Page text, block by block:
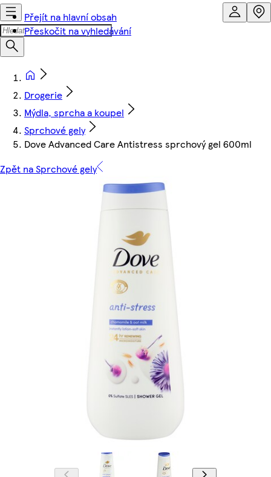
Přejít na hlavní obsah
Přeskočit na vyhledávání
Drogerie
Mýdla, sprcha a koupel
Sprchové gely
Dove Advanced Care Antistress sprchový gel 600ml
Zpět na Sprchové gely